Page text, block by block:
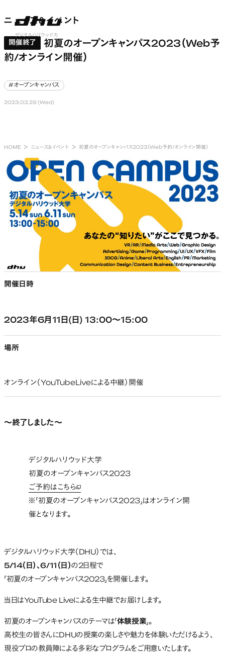
デジタルハリウッド大
学
open
ニュース&イベント
開催終了
初夏のオープンキャンパス2023（Web予
約/オンライン開催）
#オープンキャンパス
2023.03.29 (Wed)
HOME ニュース&イベント 初夏のオープンキャンパス2023（Web予約/オンライン開催）
開催日時
2023年6月11日(日) 13:00～15:00
場所
オンライン（YouTubeLiveによる中継）開催
～終了しました～
デジタルハリウッド大学
初夏のオープンキャンパス2023
ご予約はこちら新しいタブで開く
※「初夏のオープンキャンパス2023」はオンライン開
催となります。
デジタルハリウッド大学（DHU）では、
5/14（日）、6/11（日）の2日程で
「初夏のオープンキャンパス2023」を開催します。
当日はYouTube Liveによる生中継でお届けします。
初夏のオープンキャンパスのテーマは「体験授業」。
高校生の皆さんにDHUの授業の楽しさや魅力を体験いただけるよう、
現役プロの教員陣による多彩なプログラムをご用意いたします。